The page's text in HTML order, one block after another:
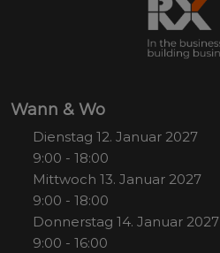
Wann & Wo
Dienstag 12. Januar 2027
9:00 - 18:00
Mittwoch 13. Januar 2027
9:00 - 18:00
Donnerstag 14. Januar 2027
9:00 - 16:00